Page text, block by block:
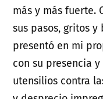
más y más fuerte.
sus pasos, gritos y
presentó en mi
con su presencia
utensilios contra